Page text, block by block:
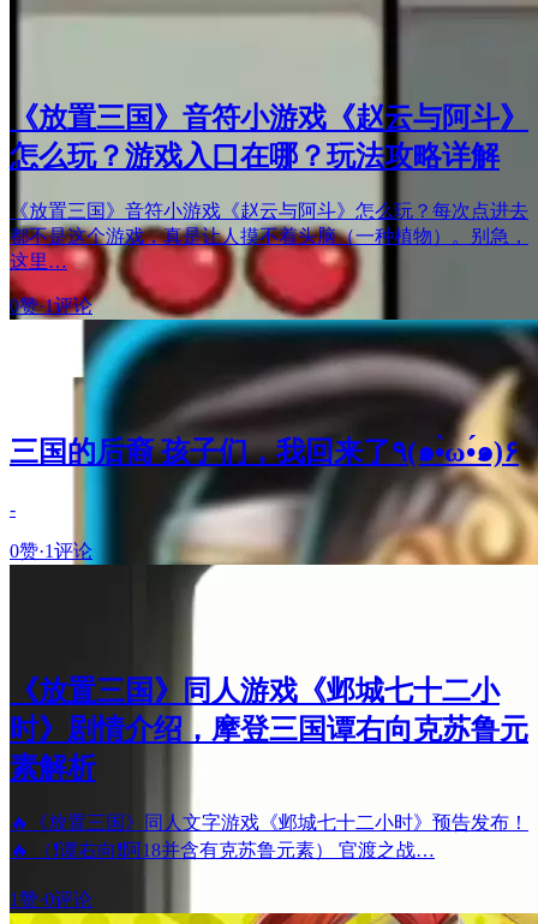
《放置三国》音符小游戏《赵云与阿斗》
怎么玩？游戏入口在哪？玩法攻略详解
《放置三国》音符小游戏《赵云与阿斗》怎么玩？每次点进去
都不是这个游戏，真是让人摸不着头脑（一种植物）。别急，
这里…
0赞·1评论
三国的后裔 孩子们，我回来了٩(๑•̀ω•́๑)۶
-
0赞·1评论
《放置三国》同人游戏《邺城七十二小
时》剧情介绍，摩登三国谭右向克苏鲁元
素解析
🔥《放置三国》同人文字游戏《邺城七十二小时》预告发布！
🔥 （❗️谭右向❗️阿18并含有克苏鲁元素） 官渡之战…
1赞·0评论